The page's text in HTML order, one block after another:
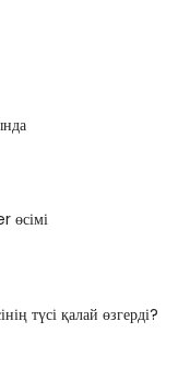
түсі қалай өзгерді?